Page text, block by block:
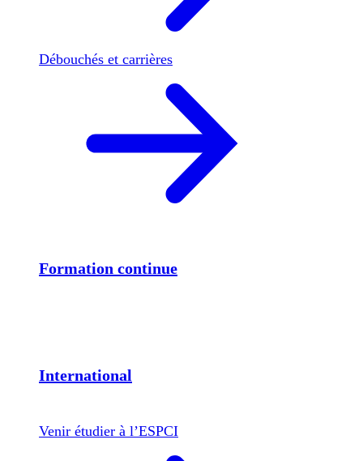
Débouchés et carrières
Formation continue
International
Venir étudier à l’ESPCI